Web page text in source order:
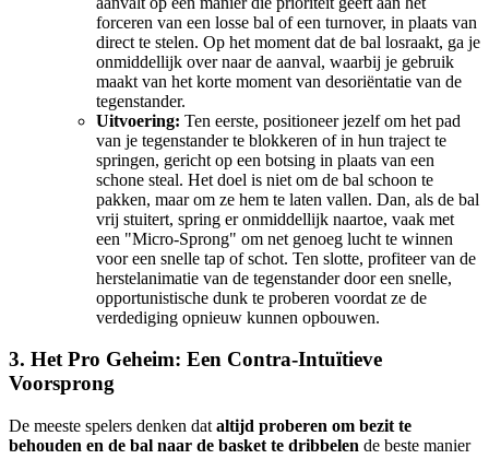
forceren van een losse bal of een turnover, in plaats van
direct te stelen. Op het moment dat de bal losraakt, ga je
onmiddellijk over naar de aanval, waarbij je gebruik
maakt van het korte moment van desoriëntatie van de
tegenstander.
Uitvoering: Ten eerste, positioneer jezelf om het pad
van je tegenstander te blokkeren of in hun traject te
springen, gericht op een botsing in plaats van een
schone steal. Het doel is niet om de bal schoon te
pakken, maar om ze hem te laten vallen. Dan, als de bal
vrij stuitert, spring er onmiddellijk naartoe, vaak met
een "Micro-Sprong" om net genoeg lucht te winnen
voor een snelle tap of schot. Ten slotte, profiteer van de
herstelanimatie van de tegenstander door een snelle,
opportunistische dunk te proberen voordat ze de
verdediging opnieuw kunnen opbouwen.
3. Het Pro Geheim: Een Contra-Intuïtieve
Voorsprong
De meeste spelers denken dat altijd proberen om bezit te
behouden en de bal naar de basket te dribbelen de beste manier